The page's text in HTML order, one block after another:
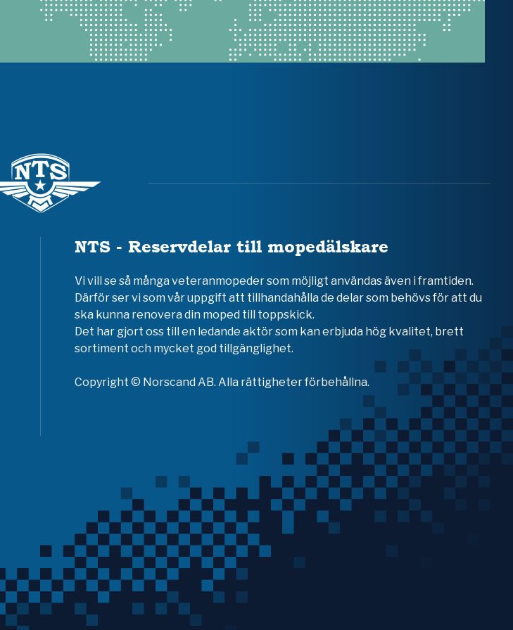
NTS - Reservdelar till mopedälskare
Vi vill se så många veteranmopeder som möjligt användas även i framtiden.
Därför ser vi som vår uppgift att tillhandahålla de delar som behövs för att du
ska kunna renovera din moped till toppskick.
Det har gjort oss till en ledande aktör som kan erbjuda hög kvalitet, brett
sortiment och mycket god tillgänglighet.
Copyright © Norscand AB. Alla rättigheter förbehållna.